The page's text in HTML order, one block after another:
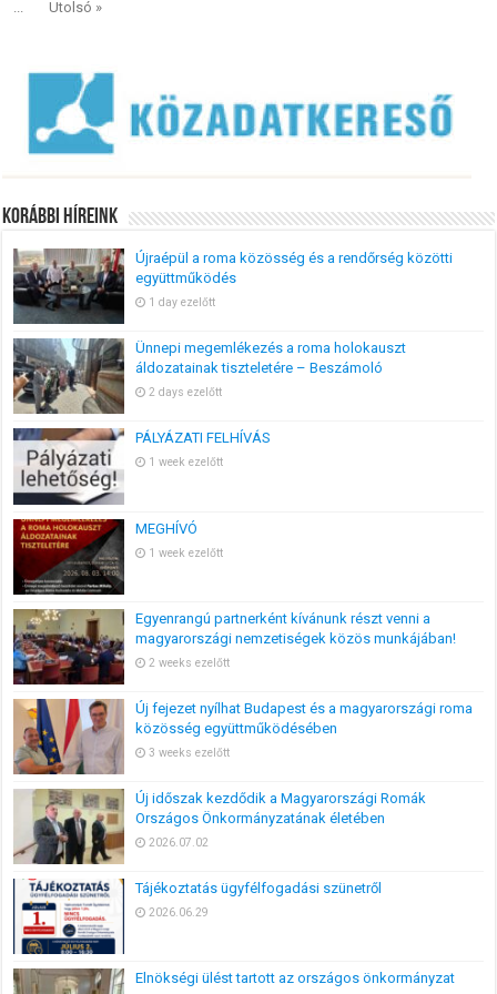
... Utolsó »
Korábbi Híreink
Újraépül a roma közösség és a rendőrség közötti
együttműködés
1 day ezelőtt
Ünnepi megemlékezés a roma holokauszt
áldozatainak tiszteletére – Beszámoló
2 days ezelőtt
PÁLYÁZATI FELHÍVÁS
1 week ezelőtt
MEGHÍVÓ
1 week ezelőtt
Egyenrangú partnerként kívánunk részt venni a
magyarországi nemzetiségek közös munkájában!
2 weeks ezelőtt
Új fejezet nyílhat Budapest és a magyarországi roma
közösség együttműködésében
3 weeks ezelőtt
Új időszak kezdődik a Magyarországi Romák
Országos Önkormányzatának életében
2026.07.02
Tájékoztatás ügyfélfogadási szünetről
2026.06.29
Elnökségi ülést tartott az országos önkormányzat